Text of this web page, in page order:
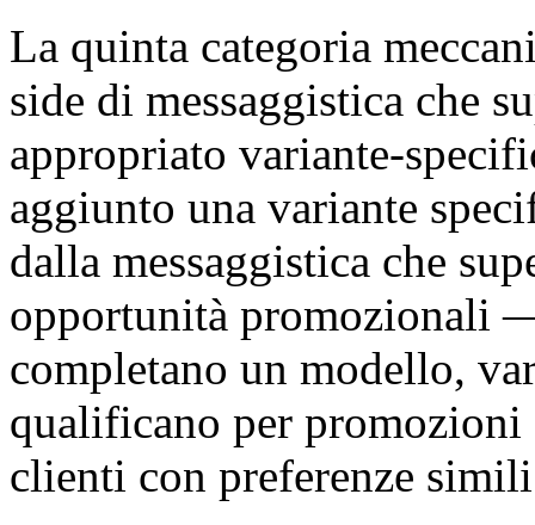
La quinta categoria
side di messaggistica che
appropriato variante-
aggiunto una variante
dalla messaggistica che
opportunità promozionali
completano un modello,
qualificano per
clienti con preferenze